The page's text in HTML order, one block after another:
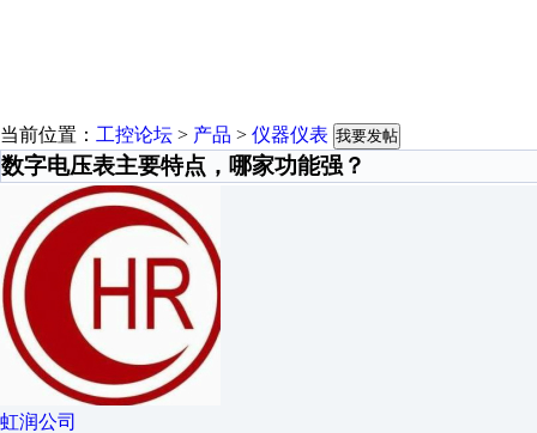
当前位置： 工控论坛 > 产品 > 仪器仪表 我要发帖
数字电压表主要特点，哪家功能强？
虹润公司